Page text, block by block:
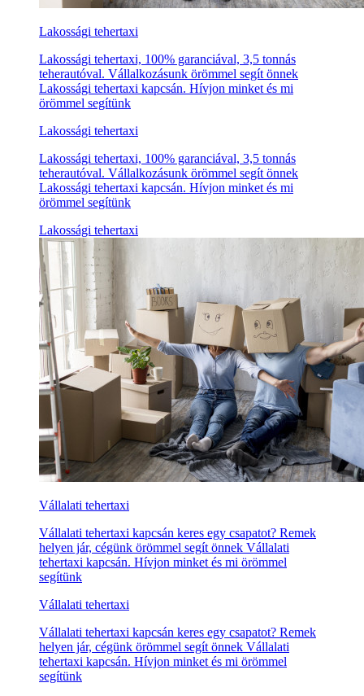
Lakossági tehertaxi
Lakossági tehertaxi, 100% garanciával, 3,5 tonnás
teherautóval. Vállalkozásunk örömmel segít önnek
Lakossági tehertaxi kapcsán. Hívjon minket és mi
örömmel segítünk
Lakossági tehertaxi
Lakossági tehertaxi, 100% garanciával, 3,5 tonnás
teherautóval. Vállalkozásunk örömmel segít önnek
Lakossági tehertaxi kapcsán. Hívjon minket és mi
örömmel segítünk
Lakossági tehertaxi
Vállalati tehertaxi
Vállalati tehertaxi kapcsán keres egy csapatot? Remek
helyen jár, cégünk örömmel segít önnek Vállalati
tehertaxi kapcsán. Hívjon minket és mi örömmel
segítünk
Vállalati tehertaxi
Vállalati tehertaxi kapcsán keres egy csapatot? Remek
helyen jár, cégünk örömmel segít önnek Vállalati
tehertaxi kapcsán. Hívjon minket és mi örömmel
segítünk